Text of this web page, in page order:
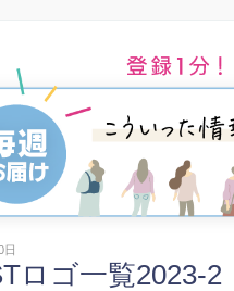
日
ロゴ一覧2023-2